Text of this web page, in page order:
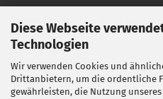
Diese Webseite
Technologien
Wir verwenden Cookies und
Drittanbietern, um die ordentliche
gewährleisten, die Nutzung
Informationen zum
Sublimationsdruck
Referenzbilder
Video Tutorials
Presse